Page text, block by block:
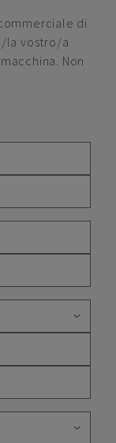
di
la vostro/a
Non